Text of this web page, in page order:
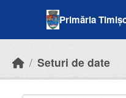
Primăria
Seturi de date